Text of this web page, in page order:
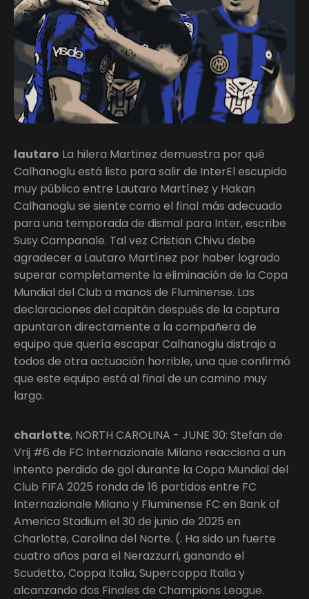
lautaro La hilera Martinez demuestra por qué
Calhanoglu está listo para salir de InterEl escupido
muy público entre Lautaro Martínez y Hakan
Calhanoglu se siente como el final más adecuado
para una temporada de dismal para Inter, escribe
Susy Campanale. Tal vez Cristian Chivu debe
agradecer a Lautaro Martínez por haber logrado
superar completamente la eliminación de la Copa
Mundial del Club a manos de Fluminense. Las
declaraciones del capitán después de la captura
apuntaron directamente a la compañera de
equipo que quería escapar Calhanoglu distrajo a
todos de otra actuación horrible, una que confirmó
que este equipo está al final de un camino muy
largo.
charlotte, NORTH CAROLINA - JUNE 30: Stefan de
Vrij #6 de FC Internazionale Milano reacciona a un
intento perdido de gol durante la Copa Mundial del
Club FIFA 2025 ronda de 16 partidos entre FC
Internazionale Milano y Fluminense FC en Bank of
America Stadium el 30 de junio de 2025 en
Charlotte, Carolina del Norte. (. Ha sido un fuerte
cuatro años para el Nerazzurri, ganando el
Scudetto, Coppa Italia, Supercoppa Italia y
alcanzando dos Finales de Champions League.